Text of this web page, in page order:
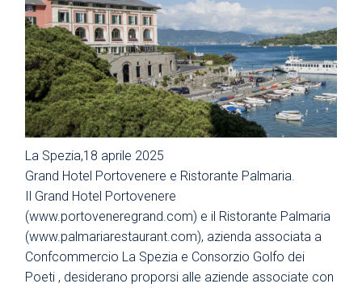
La Spezia,18 aprile 2025
Grand Hotel Portovenere e Ristorante Palmaria.
Il Grand Hotel Portovenere
(www.portoveneregrand.com) e il Ristorante Palmaria
(www.palmariarestaurant.com), azienda associata a
Confcommercio La Spezia e Consorzio Golfo dei
Poeti , desiderano proporsi alle aziende associate con